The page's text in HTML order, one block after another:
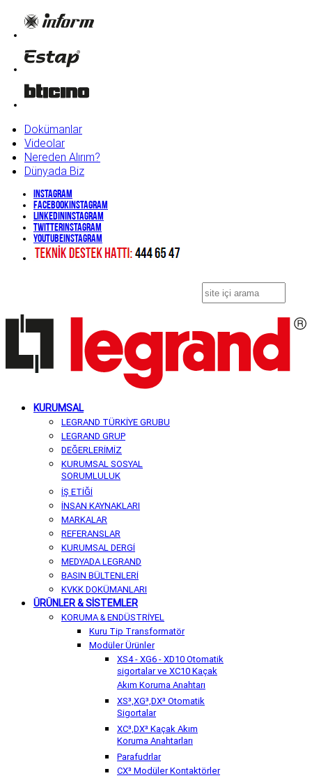
Dokümanlar
Videolar
Nereden Alırım?
Dünyada Biz
Instagram
Facebook Instagram
Linkedin Instagram
Twitter Instagram
YouTube Instagram
KURUMSAL
LEGRAND TÜRKİYE GRUBU
LEGRAND GRUP
DEĞERLERİMİZ
KURUMSAL SOSYAL
SORUMLULUK
İŞ ETİĞİ
İNSAN KAYNAKLARI
MARKALAR
REFERANSLAR
KURUMSAL DERGİ
MEDYADA LEGRAND
BASIN BÜLTENLERİ
KVKK DOKÜMANLARI
ÜRÜNLER & SİSTEMLER
KORUMA & ENDÜSTRİYEL
Kuru Tip Transformatör
Modüler Ürünler
XS4 - XG6 - XD10 Otomatik
sigortalar ve XC10 Kaçak
Akım Koruma Anahtarı
XS³,XG³,DX³ Otomatik
Sigortalar
XC³,DX³ Kaçak Akım
Koruma Anahtarları
Parafudrlar
CX³ Modüler Kontaktörler